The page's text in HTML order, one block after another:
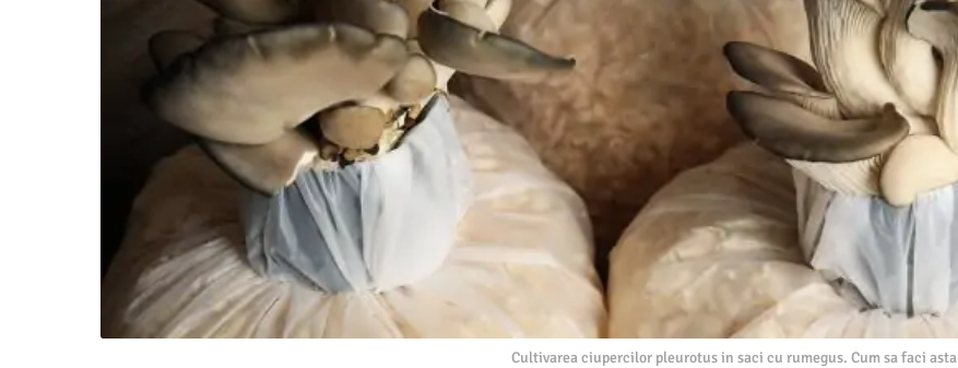
Cultivarea ciupercilor pleurotus in saci cu rumegus. Cum sa faci asta